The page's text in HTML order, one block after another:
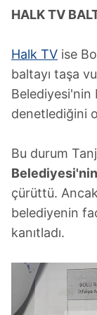
HALK TV
Halk TV ise
baltayı taşa
Belediyesi'nin
denetlediğini
Bu durum
çürüttü.
belediyenin
kanıtladı.